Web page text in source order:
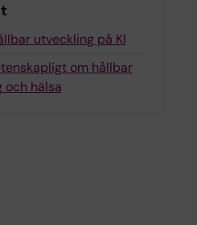
utveckling på KI
om hållbar
och hälsa